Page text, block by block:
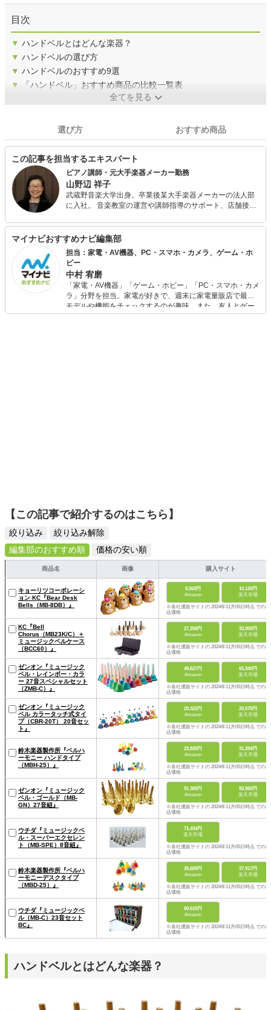
目次
▼ ハンドベルとはどんな楽器？
▼ ハンドベルの選び方
▼ ハンドベルのおすすめ9選
▼
「ハンドベル」おすすめ商品の比較一覧表
全てを見る
選び方 おすすめ商品
この記事を担当するエキスパート
ピアノ講師・元大手楽器メーカー勤務
山野辺 祥子
武蔵野音楽大学出身。卒業後某大手楽器メーカーの法人部
に入社。 音楽教室の運営や講師指導のサポート、店舗接
て全国を飛び回る。また、出版部に在勤中は楽譜校正、楽
譜情報誌編集の経験も。 現在はピアノ講師のかたわらフリ
ーランスライター、校正者として活動中。プライベートで
は3児の母。
マイナビおすすめナビ編集部
担当：家電・AV機器、PC・スマホ・カメラ、ゲーム・ホ
ビー
中村 宥磨
「家電・AV機器」「ゲーム・ホビー」「PC・スマホ・カメ
ラ」分野を担当。家電が好きで、週末に家電量販店で最新
モデルや機能をチェックするのが趣味。また、友人とゲー
ムを楽しみながら、新作タイトルやイベント情報もいち早
【この記事で紹介するのはこちら】
絞り込み
絞り込み解除
編集部のおすすめ順
価格の安い順
商品名 画像 購入サイト
キョーリツコーポレーシ
ョン KC『Bear Desk
Bells（MB-8DB）』
8,563円
Amazon
10,120円
楽天市場
※各社通販サイトの 2024年11月05日時点 での税
込価格
KC『Bell
Chorus（MB23K/C）＋
ミュージックベルケース
（BCC60）』
27,258円
Amazon
33,000円
楽天市場
※各社通販サイトの 2024年11月05日時点 での税
込価格
ゼンオン『ミュージック
ベル・レインボー・カラ
ー 27音スペシャルセット
（ZMB-C）』
49,627円
Amazon
65,340円
楽天市場
※各社通販サイトの 2024年11月05日時点 での税
込価格
ゼンオン『ミュージック
ベル カラータッチ式タイ
プ（CBR-20T） 20音セッ
ト』
20,322円
Amazon
20,570円
楽天市場
※各社通販サイトの 2024年11月05日時点 での税
込価格
鈴木楽器製作所『ベルハ
ーモニー ハンドタイプ
（MBH-25）』
23,835円
Amazon
31,284円
楽天市場
※各社通販サイトの 2024年11月05日時点 での税
込価格
ゼンオン『ミュージック
ベル・ゴールド（MB-
GN）27音組』
91,300円
Amazon
82,560円
楽天市場
※各社通販サイトの 2024年11月05日時点 での税
込価格
ウチダ『ミュージックベ
ル・スーパーエクセレン
ト（MB-SPE）8音組』
71,434円
楽天市場
※各社通販サイトの 2024年11月05日時点 での税
込価格
鈴木楽器製作所『ベルハ
ーモニーデスクタイプ
（MBD-25）』
35,659円
Amazon
37,917円
楽天市場
※各社通販サイトの 2024年11月05日時点 での税
込価格
ウチダ『ミュージックベ
ル（MB-C）23音セット
BC』
60,610円
Amazon
※各社通販サイトの 2024年11月05日時点 での税
込価格
ハンドベルとはどんな楽器？